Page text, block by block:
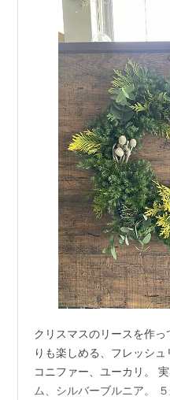
クリスマスのリースを作
りも楽しめる、フレッシュ
コニファー、ユーカリ。
ム、シルバーブルニア。